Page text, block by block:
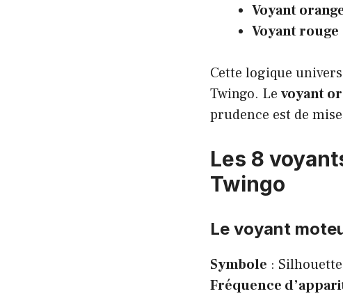
Voyant
Voyant rouge
Cette logique
Twingo. Le voyant
prudence est de
Les 8
Twingo
Le voyant
Symbole :
Fréquence